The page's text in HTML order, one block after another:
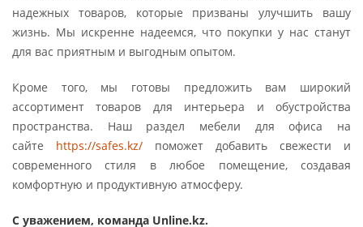
надежных товаров, которые призваны улучшить вашу
жизнь. Мы искренне надеемся, что покупки у нас станут
для вас приятным и выгодным опытом.
Кроме того, мы готовы предложить вам широкий
ассортимент товаров для интерьера и обустройства
пространства. Наш раздел мебели для офиса на
сайте https://safes.kz/ поможет добавить свежести и
современного стиля в любое помещение, создавая
комфортную и продуктивную атмосферу.
С уважением, команда Unline.kz.